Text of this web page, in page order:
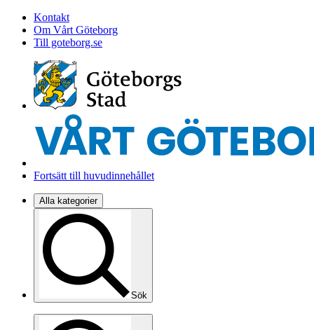
Kontakt
Om Vårt Göteborg
Till goteborg.se
Fortsätt till huvudinnehållet
Alla kategorier
Sök